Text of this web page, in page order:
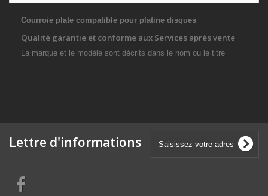
Courroie plate compatible pour platine disques
Qualité garantie et conforme aux Services après vente
La marque et le modèle sont décrits dans le nom ou le titre
Lettre d'informations